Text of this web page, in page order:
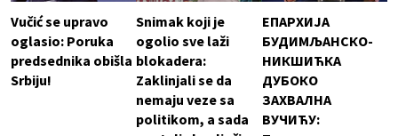
Vučić se upravo
oglasio: Poruka
predsednika obišla
Srbiju!
Snimak koji je
ogolio sve laži
blokadera:
Zaklinjali se da
nemaju veze sa
politikom, a sada
ЕПАРХИЈА
БУДИМЉАНСКО-
НИКШИЋКА
ДУБОКО
ЗАХВАЛНА
ВУЧИЋУ: